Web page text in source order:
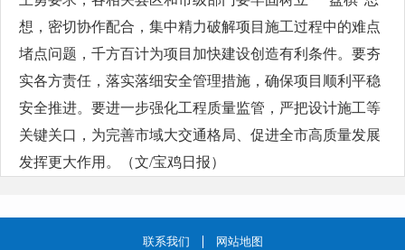
想，密切协作配合，集中精力破解项目施工过程中的难点
堵点问题，千方百计为项目加快建设创造有利条件。要夯
实各方责任，落实落细安全管理措施，确保项目顺利平稳
安全推进。要进一步强化工程质量监管，严把设计施工等
关键关口，为完善市域大交通格局、促进全市高质量发展
发挥更大作用。（文/宝鸡日报）
联系我们 网站地图